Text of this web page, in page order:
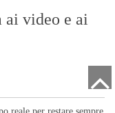
ai video e ai